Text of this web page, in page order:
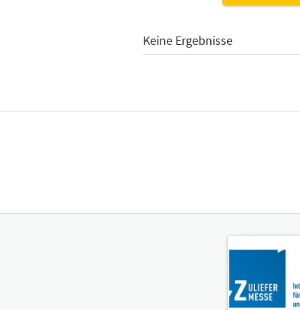
Keine Ergebnisse